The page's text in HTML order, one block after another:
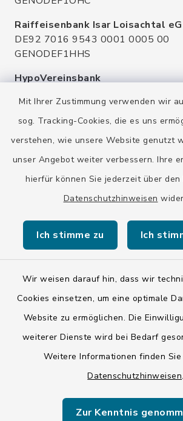
Mit Ihrer Zustimmung verwenden wir
sog. Tracking-Cookies, die es uns
verstehen, wie unsere Website genutzt
unser Angebot weiter verbessern. Ihre
hierfür können Sie jederzeit über den
Datenschutzhinweisen
Ich stimme zu Ich
Wir weisen darauf hin, dass wir
Cookies einsetzen, um eine optimale
Website zu ermöglichen. Die
weiterer Dienste wird bei Bedarf
Weitere Informationen finden
Datenschutzhinweisen.
Zur Kenntnis
Raiffeisenbank Isar Loisachtal eG
DE92 7016 9543 0001 0005 00
GENODEF1HHS
HypoVereinsbank
HYVEDEMMXXX
Kontakt
Barrierefreiheit
Impressum
ISIS 12
Sitemap
Cookie-